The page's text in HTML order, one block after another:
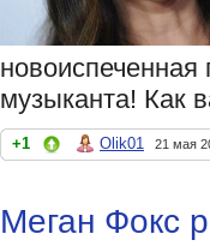
новоиспеченная
музыканта! Как
+1 Olik01 21 мая
Меган Фокс